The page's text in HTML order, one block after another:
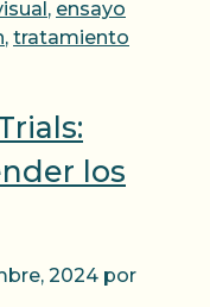
, ensayo
, tratamiento
los
2024 por